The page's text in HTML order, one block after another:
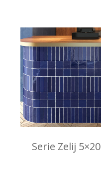
Serie Zelij 5×20